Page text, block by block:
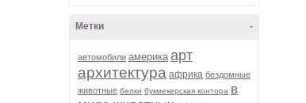
-
Метки
автомобили америка арт
архитектура африка бездомные
животные белки букмекерская контора в